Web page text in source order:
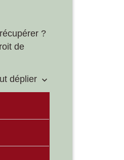
?
de
déplier keyboard_arrow_down